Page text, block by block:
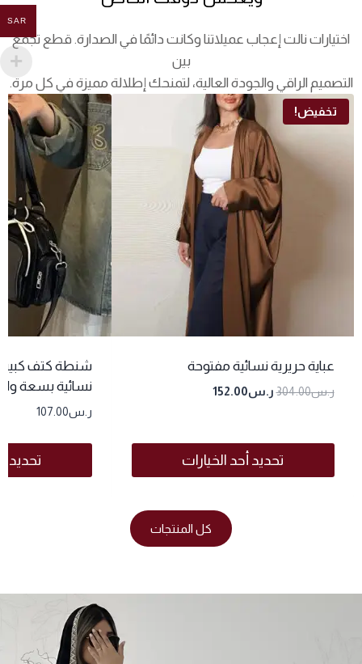
اختيارات نالت إعجاب عميلاتنا وكانت دائمًا في الصدارة. قطع تجمع
بين
التصميم الراقي والجودة العالية، لتمنحك إطلالة مميزة في كل مرة.
تخفيض!
عباية حريرية نسائية مفتوحة
ر.س304.00 ر.س152.00
تحديد أحد الخيارات
شنطة كتف
نسائية بسعة
ر.س107.00
تحديد
كل المنتجات
SAR